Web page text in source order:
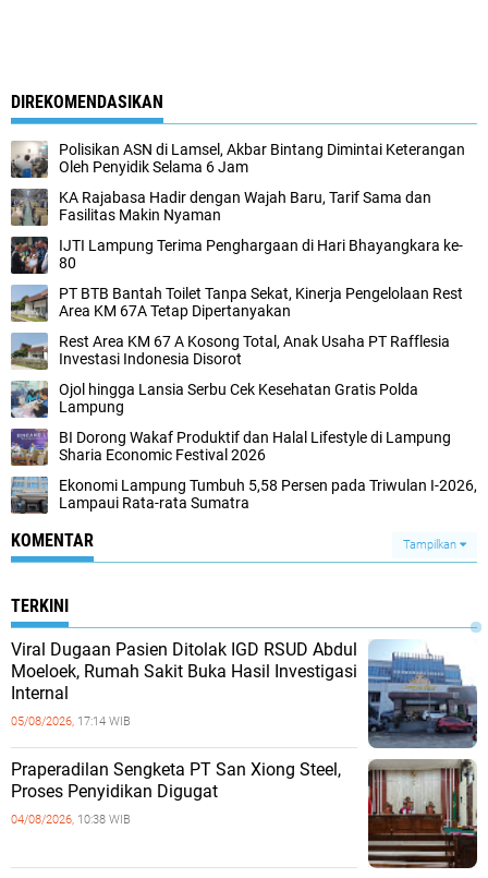
DIREKOMENDASIKAN
Polisikan ASN di Lamsel, Akbar Bintang Dimintai Keterangan
Oleh Penyidik Selama 6 Jam
KA Rajabasa Hadir dengan Wajah Baru, Tarif Sama dan
Fasilitas Makin Nyaman
IJTI Lampung Terima Penghargaan di Hari Bhayangkara ke-
80
PT BTB Bantah Toilet Tanpa Sekat, Kinerja Pengelolaan Rest
Area KM 67A Tetap Dipertanyakan
Rest Area KM 67 A Kosong Total, Anak Usaha PT Rafflesia
Investasi Indonesia Disorot
Ojol hingga Lansia Serbu Cek Kesehatan Gratis Polda
Lampung
BI Dorong Wakaf Produktif dan Halal Lifestyle di Lampung
Sharia Economic Festival 2026
Ekonomi Lampung Tumbuh 5,58 Persen pada Triwulan I-2026,
Lampaui Rata-rata Sumatra
KOMENTAR Tampilkan
TERKINI
Viral Dugaan Pasien Ditolak IGD RSUD Abdul
Moeloek, Rumah Sakit Buka Hasil Investigasi
Internal
05/08/2026, 17:14 WIB
Praperadilan Sengketa PT San Xiong Steel,
Proses Penyidikan Digugat
04/08/2026, 10:38 WIB